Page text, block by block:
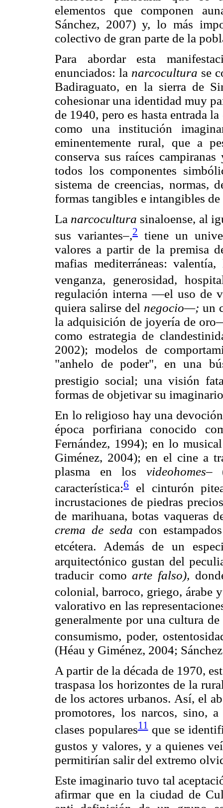
elementos que componen
Sánchez, 2007) y, lo más
colectivo de gran parte de la
Para abordar esta
enunciados: la narcocultura se
Badiraguato, en la sierra de
cohesionar una identidad muy
de 1940, pero es hasta entrada
como una institución
eminentemente rural, que a
conserva sus raíces
todos los componentes
sistema de creencias, normas,
formas tangibles e intangibles
La narcocultura sinaloense, al
sus variantes–,2
tiene un
valores a partir de la premisa
mafias mediterráneas:
venganza, generosidad,
regulación interna —el uso de
quiera salirse del negocio—;un
la adquisición de joyería de
como estrategia de
2002); modelos de
"anhelo de poder", en una
prestigio social; una visión
formas de objetivar su
En lo religioso hay una
época porfiriana conocido
Fernández, 1994); en lo
Giménez, 2004); en el cine a
plasma en los videohomes–
característica:6
el cinturón
incrustaciones de piedras
de marihuana, botas vaqueras
crema de seda con
etcétera. Además de un
arquitectónico gustan del
traducir comoarte falso),
colonial, barroco, griego, árabe
valorativo en las
generalmente por una cultura
consumismo, poder,
(Héau y Giménez, 2004;
A partir de la década de 1970,
traspasa los horizontes de la
de los actores urbanos. Así, el
promotores, los narcos, sino,
clases populares11que se
gustos y valores, y a quienes
permitirían salir del extremo
Este imaginario tuvo tal
afirmar que en la ciudad de